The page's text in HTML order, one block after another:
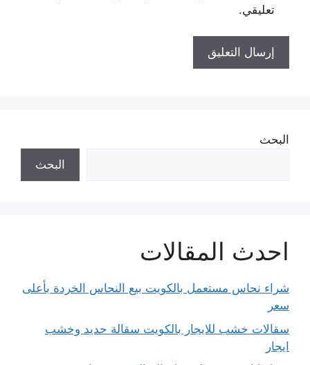
تعليقي.
البحث
البحث
احدث المقالات
شراء نحاس مستعمل بالكويت بيع النحاس الخردة بأعلى
سعر
سقالات خشب للايجار بالكويت سقالة حديد وخشب
ايجار